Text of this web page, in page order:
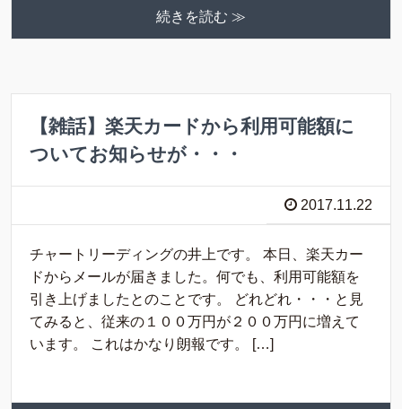
続きを読む ≫
【雑話】楽天カードから利用可能額に
ついてお知らせが・・・
2017.11.22
チャートリーディングの井上です。 本日、楽天カー
ドからメールが届きました。何でも、利用可能額を
引き上げましたとのことです。 どれどれ・・・と見
てみると、従来の１００万円が２００万円に増えて
います。 これはかなり朗報です。 […]